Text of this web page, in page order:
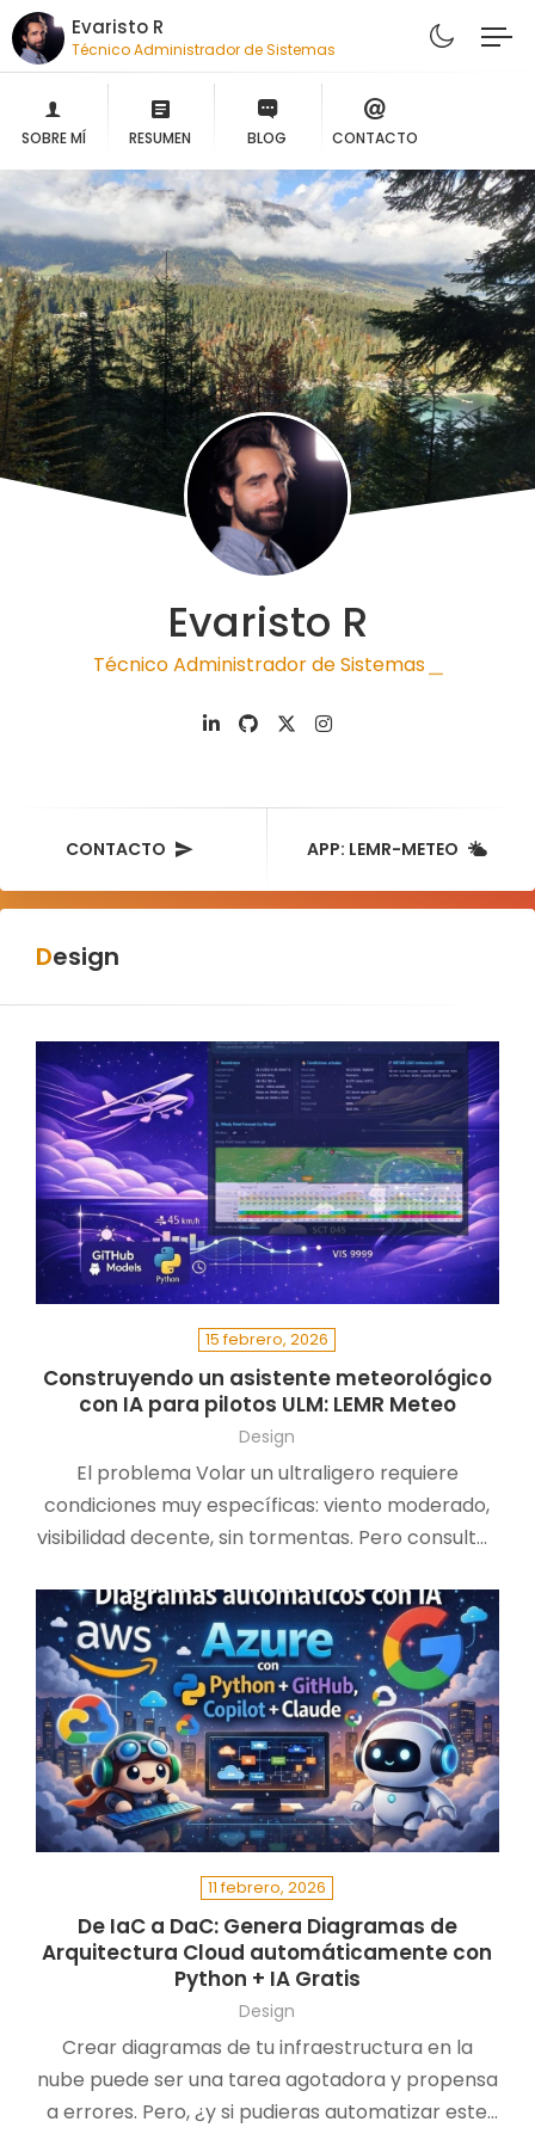
Evaristo R
Técnico Administrador de Sistemas
SOBRE MÍ RESUMEN BLOG CONTACTO
Evaristo R
Técnico Administrador de Sistemas |
CONTACTO APP: LEMR-METEO
Design
15 febrero, 2026
Construyendo un asistente meteorológico
con IA para pilotos ULM: LEMR Meteo
Design
El problema Volar un ultraligero requiere
condiciones muy específicas: viento moderado,
visibilidad decente, sin tormentas. Pero consultar
11 febrero, 2026
De IaC a DaC: Genera Diagramas de
Arquitectura Cloud automáticamente con
Python + IA Gratis
Design
Crear diagramas de tu infraestructura en la
nube puede ser una tarea agotadora y propensa
a errores. Pero, ¿y si pudieras automatizar este